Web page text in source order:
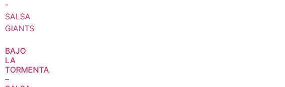
BAJO
LA
TORMENTA
–